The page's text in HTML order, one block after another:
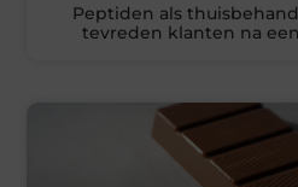
Peptiden als
tevreden klanten na